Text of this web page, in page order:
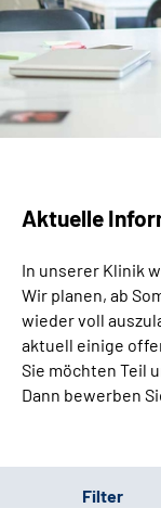
Aktuelle
In unserer Klinik
Wir planen, ab
wieder voll
aktuell einige
Sie möchten Teil
Dann bewerben
Filter